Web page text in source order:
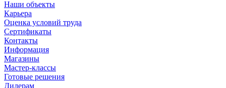
Наши объекты
Карьера
Оценка условий труда
Сертификаты
Контакты
Информация
Магазины
Мастер-классы
Готовые решения
Дилерам